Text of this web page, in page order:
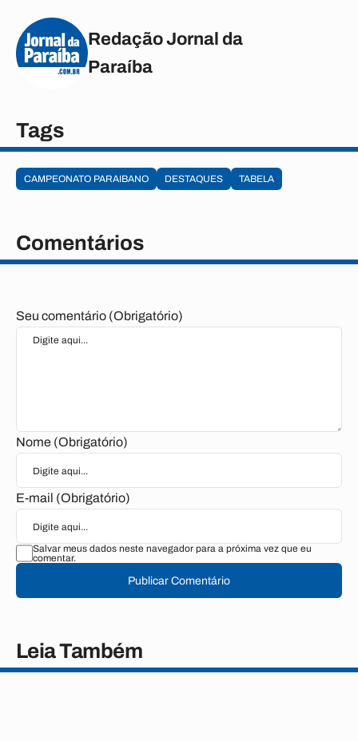
Redação Jornal da
Paraíba
Tags
CAMPEONATO PARAIBANO DESTAQUES TABELA
Comentários
Seu comentário (Obrigatório)
Nome (Obrigatório)
E-mail (Obrigatório)
Salvar meus dados neste navegador para a próxima vez que eu
comentar.
Publicar Comentário
Leia Também